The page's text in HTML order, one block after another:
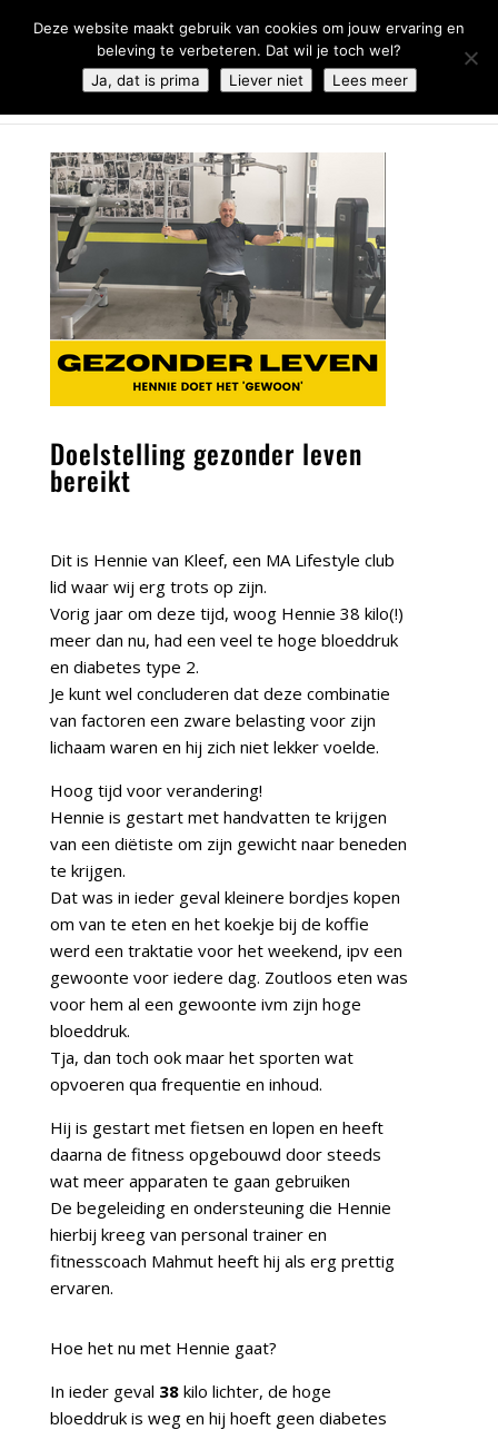
Doelstelling gezonder leven
bereikt
Dit is Hennie van Kleef, een MA Lifestyle club
lid waar wij erg trots op zijn.
Vorig jaar om deze tijd, woog Hennie 38 kilo(!)
meer dan nu, had een veel te hoge bloeddruk
en diabetes type 2.
Je kunt wel concluderen dat deze combinatie
van factoren een zware belasting voor zijn
lichaam waren en hij zich niet lekker voelde.
Hoog tijd voor verandering!
Hennie is gestart met handvatten te krijgen
van een diëtiste om zijn gewicht naar beneden
te krijgen.
Dat was in ieder geval kleinere bordjes kopen
om van te eten en het koekje bij de koffie
werd een traktatie voor het weekend, ipv een
gewoonte voor iedere dag. Zoutloos eten was
voor hem al een gewoonte ivm zijn hoge
bloeddruk.
Tja, dan toch ook maar het sporten wat
opvoeren qua frequentie en inhoud.
Hij is gestart met fietsen en lopen en heeft
daarna de fitness opgebouwd door steeds
wat meer apparaten te gaan gebruiken
De begeleiding en ondersteuning die Hennie
hierbij kreeg van personal trainer en
fitnesscoach Mahmut heeft hij als erg prettig
ervaren.
Hoe het nu met Hennie gaat?
In ieder geval 38kilo lichter, de hoge
bloeddruk is weg en hij hoeft geen diabetes
Deze website maakt gebruik van cookies om jouw ervaring en
beleving te verbeteren. Dat wil je toch wel?
Ja, dat is prima
Liever niet Lees meer